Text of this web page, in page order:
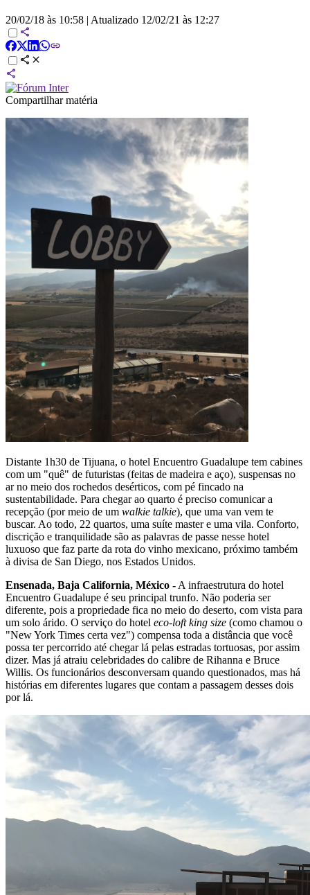
20/02/18 às 10:58 | Atualizado 12/02/21 às 12:27
Compartilhar matéria
Distante 1h30 de Tijuana, o hotel Encuentro Guadalupe tem cabines
com um "quê" de futuristas (feitas de madeira e aço), suspensas no
ar no meio dos rochedos desérticos, com pé fincado na
sustentabilidade. Para chegar ao quarto é preciso comunicar a
recepção (por meio de um walkie talkie), que uma van vem te
buscar. Ao todo, 22 quartos, uma suíte master e uma vila. Conforto,
discrição e tranquilidade são as palavras de passe nesse hotel
luxuoso que faz parte da rota do vinho mexicano, próximo também
à divisa de San Diego, nos Estados Unidos.
Ensenada, Baja California, México - A infraestrutura do hotel
Encuentro Guadalupe é seu principal trunfo. Não poderia ser
diferente, pois a propriedade fica no meio do deserto, com vista para
um solo árido. O serviço do hotel eco-loft king size (como chamou o
"New York Times certa vez") compensa toda a distância que você
possa ter percorrido até chegar lá pelas estradas tortuosas, por assim
dizer. Mas já atraiu celebridades do calibre de Rihanna e Bruce
Willis. Os funcionários desconversam quando questionados, mas há
histórias em diferentes lugares que contam a passagem desses dois
por lá.